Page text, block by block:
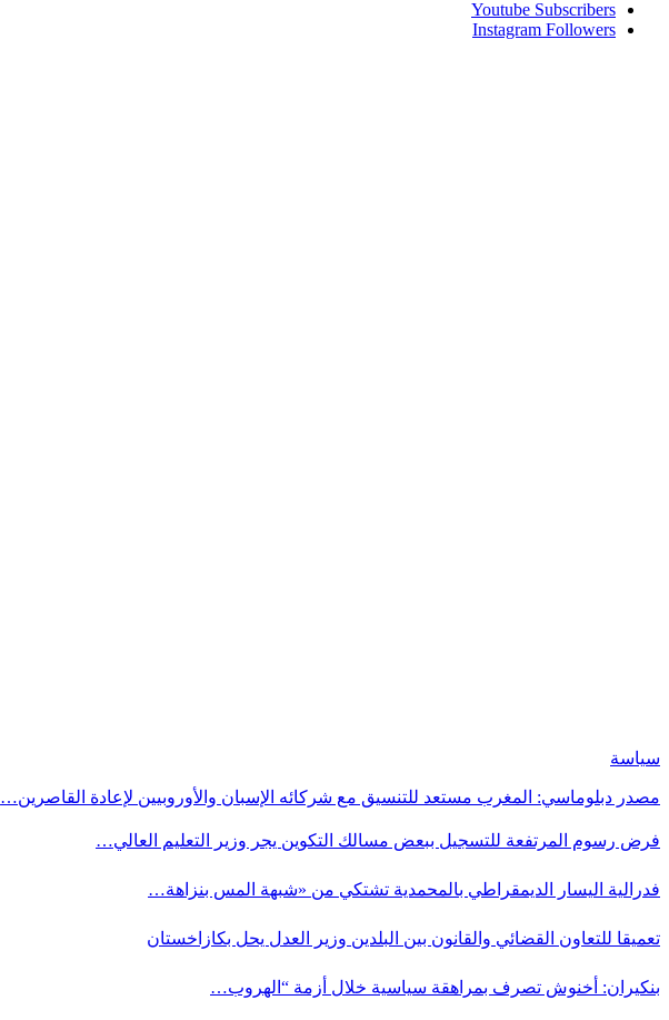
Youtube Subscribers
Instagram Followers
سياسة
مصدر دبلوماسي: المغرب مستعد للتنسيق مع شركائه الإسبان والأوروبيين لإعادة القاصرين…
فرض رسوم المرتفعة للتسجيل ببعض مسالك التكوين يجر وزير التعليم العالي…
فدرالية اليسار الديمقراطي بالمحمدية تشتكي من «شبهة المس بنزاهة…
تعميقا للتعاون القضائي والقانون بين البلدين وزير العدل يحل بكازاخستان
بنكيران: أخنوش تصرف بمراهقة سياسية خلال أزمة “الهروب…